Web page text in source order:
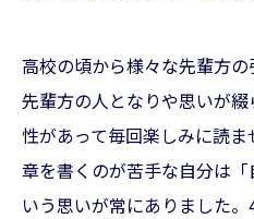
高校の頃から様々な先輩方の
先輩方の人となりや思いが
性があって毎回楽しみに読
章を書くのが苦手な自分は
いう思いが常にありました